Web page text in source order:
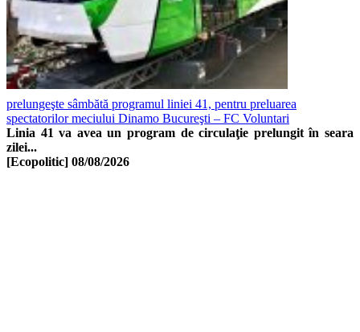
prelungeşte sâmbătă programul liniei 41, pentru preluarea
spectatorilor meciului Dinamo Bucureşti – FC Voluntari
Linia 41 va avea un program de circulaţie prelungit în seara
zilei...
[Ecopolitic] 08/08/2026